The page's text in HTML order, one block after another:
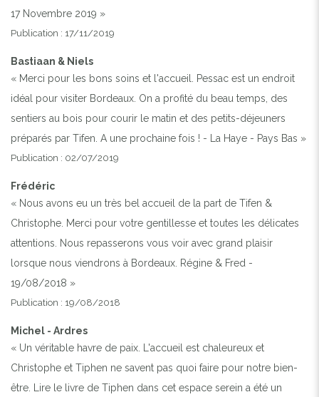
VILLA MAGONTY À PESSAC
17 Novembre 2019 »
Publication : 17/11/2019
Bastiaan & Niels
« Merci pour les bons soins et l'accueil. Pessac est un endroit
idéal pour visiter Bordeaux. On a profité du beau temps, des
sentiers au bois pour courir le matin et des petits-déjeuners
préparés par Tifen. A une prochaine fois ! - La Haye - Pays Bas »
Publication : 02/07/2019
Frédéric
« Nous avons eu un très bel accueil de la part de Tifen &
Christophe. Merci pour votre gentillesse et toutes les délicates
attentions. Nous repasserons vous voir avec grand plaisir
lorsque nous viendrons à Bordeaux. Régine & Fred -
19/08/2018 »
Publication : 19/08/2018
Michel - Ardres
« Un véritable havre de paix. L'accueil est chaleureux et
Christophe et Tiphen ne savent pas quoi faire pour notre bien-
être. Lire le livre de Tiphen dans cet espace serein a été un